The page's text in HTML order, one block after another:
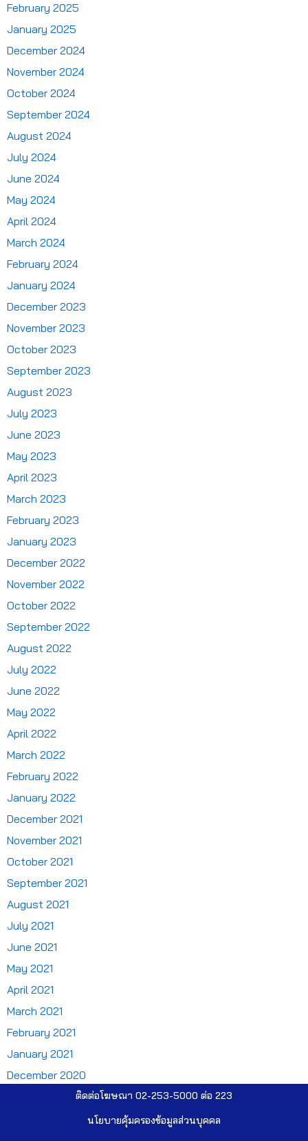
February 2025
January 2025
December 2024
November 2024
October 2024
September 2024
August 2024
July 2024
June 2024
May 2024
April 2024
March 2024
February 2024
January 2024
December 2023
November 2023
October 2023
September 2023
August 2023
July 2023
June 2023
May 2023
April 2023
March 2023
February 2023
January 2023
December 2022
November 2022
October 2022
September 2022
August 2022
July 2022
June 2022
May 2022
April 2022
March 2022
February 2022
January 2022
December 2021
November 2021
October 2021
September 2021
August 2021
July 2021
June 2021
May 2021
April 2021
March 2021
February 2021
January 2021
December 2020
ติดต่อโฆษณา 02-253-5000​ ต่อ 223
นโยบายคุ้มครองข้อมูลส่วนบุคคล​